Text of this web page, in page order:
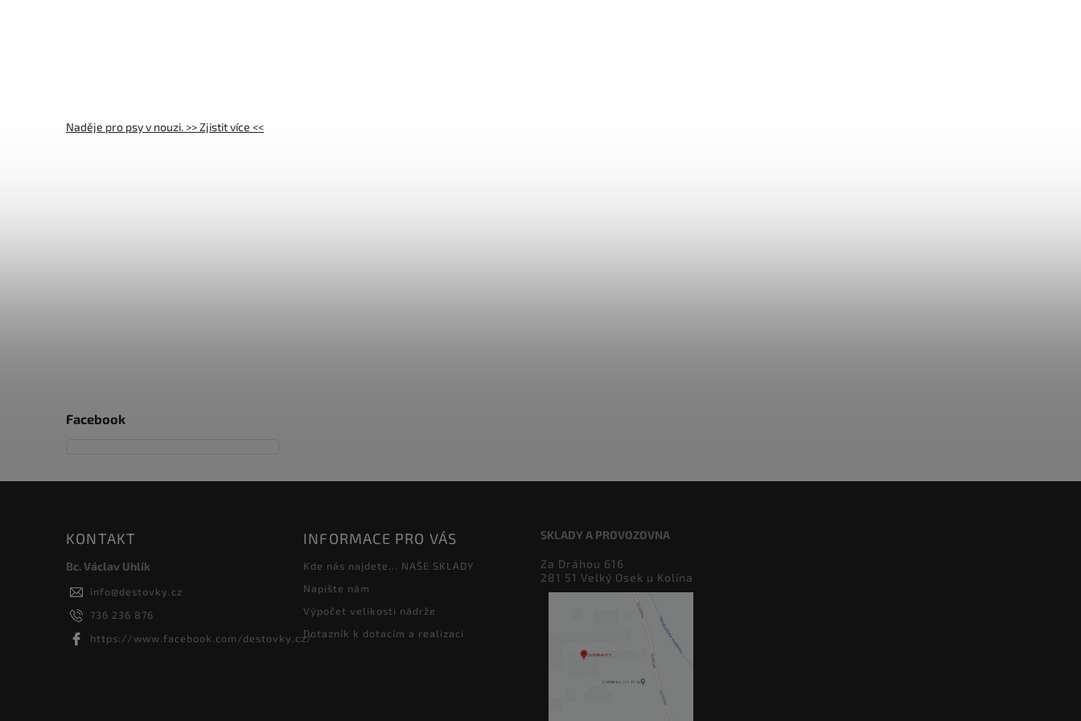
Naděje pro psy v nouzi. >> Zjistit více <<
Facebook
KONTAKT
Bc. Václav Uhlík
info@destovky.cz
736 236 876
https://www.facebook.com/destovky.cz/
INFORMACE PRO VÁS
Kde nás najdete... NAŠE SKLADY
Napište nám
Výpočet velikosti nádrže
Dotazník k dotacím a realizaci
SKLADY A PROVOZOVNA
Za Dráhou 616
281 51 Velký Osek u Kolína